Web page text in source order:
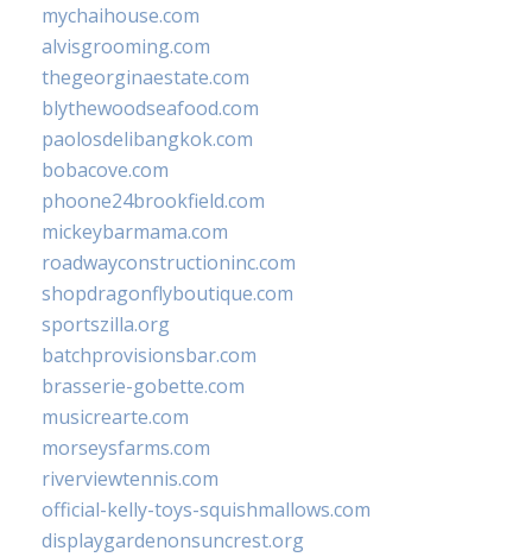
mychaihouse.com
alvisgrooming.com
thegeorginaestate.com
blythewoodseafood.com
paolosdelibangkok.com
bobacove.com
phoone24brookfield.com
mickeybarmama.com
roadwayconstructioninc.com
shopdragonflyboutique.com
sportszilla.org
batchprovisionsbar.com
brasserie-gobette.com
musicrearte.com
morseysfarms.com
riverviewtennis.com
official-kelly-toys-squishmallows.com
displaygardenonsuncrest.org